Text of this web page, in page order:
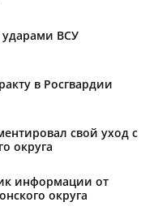
ВСУ
в Росгвардии
свой уход с
округа
информации от
округа